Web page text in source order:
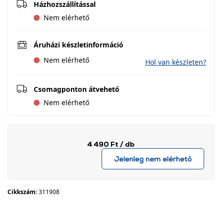
Házhozszállítással
Nem elérhető
Áruházi készletinformáció
Nem elérhető
Hol van készleten?
Csomagponton átvehető
Nem elérhető
4 490 Ft / db
Jelenleg nem elérhető
Cikkszám:311908